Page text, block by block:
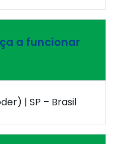
a funcionar
| SP – Brasil